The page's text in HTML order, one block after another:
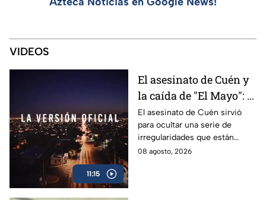
VIDEOS
11:15
El asesinato de Cuén y
la caída de "El Mayo": la
trama del narco y
corrupción en Sinaloa
El asesinato de Cuén sirvió
para ocultar una serie de
irregularidades que están
relacionadas con la detención
08 agosto, 2026